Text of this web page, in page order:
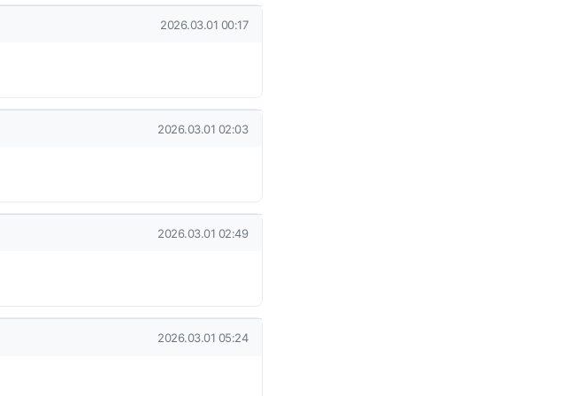
작성일
2026.03.01 00:17
작성일
2026.03.01 02:03
작성일
2026.03.01 02:49
작성일
2026.03.01 05:24